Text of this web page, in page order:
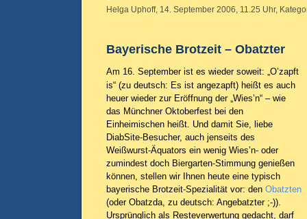
Helga Uphoff, 14. September 2006, 11.25 Uhr,
Bayerische Brotzeit – Obatzter
Am 16. September ist es wieder soweit: „O’zapft
is“ (zu deutsch: Es ist angezapft) heißt es auch
heuer wieder zur Eröffnung der „Wies’n“ – wie
das Münchner Oktoberfest bei den
Einheimischen heißt. Und damit Sie, liebe
DiabSite-Besucher, auch jenseits des
Weißwurst-Äquators ein wenig Wies’n- oder
zumindest doch Biergarten-Stimmung genießen
können, stellen wir Ihnen heute eine typisch
bayerische Brotzeit-Spezialität vor: den Obatzten
(oder Obatzda, zu deutsch: Angebatzter ;-)).
Ursprünglich als Resteverwertung gedacht, darf